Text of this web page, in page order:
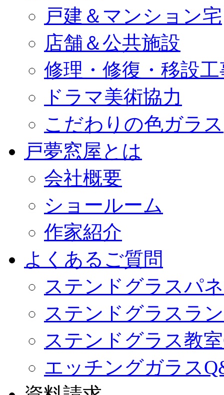
戸建＆マンション宅
店舗＆公共施設
修理・修復・移設工
ドラマ美術協力
こだわりの色ガラス
戸夢窓屋とは
会社概要
ショールーム
作家紹介
よくあるご質問
ステンドグラスパ
ステンドグラスラ
ステンドグラス教
エッチングガラス